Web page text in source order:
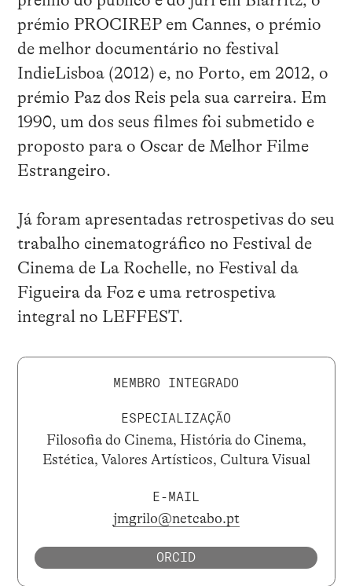
prémio PROCIREP em Cannes, o prémio
de melhor documentário no festival
IndieLisboa (2012) e, no Porto, em 2012, o
prémio Paz dos Reis pela sua carreira. Em
1990, um dos seus filmes foi submetido e
proposto para o Oscar de Melhor Filme
Estrangeiro.
Já foram apresentadas retrospetivas do seu
trabalho cinematográfico no Festival de
Cinema de La Rochelle, no Festival da
Figueira da Foz e uma retrospetiva
integral no LEFFEST.
MEMBRO INTEGRADO
ESPECIALIZAÇÃO
Filosofia do Cinema, História do Cinema,
Estética, Valores Artísticos, Cultura Visual
E-MAIL
jmgrilo@netcabo.pt
ORCID